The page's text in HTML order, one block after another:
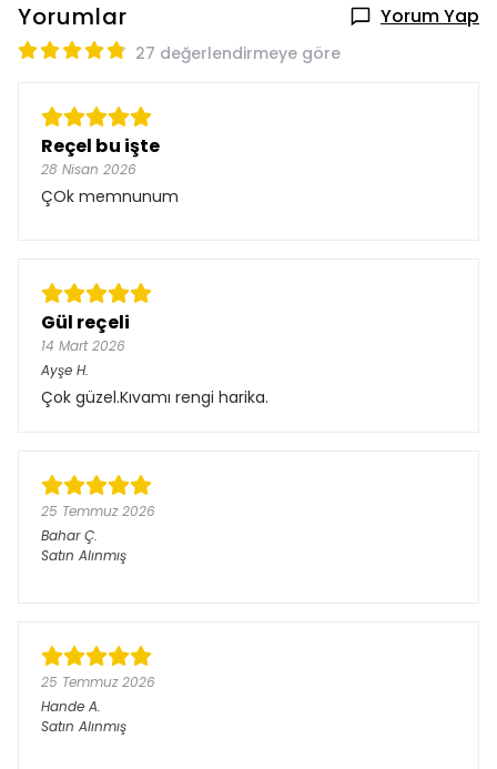
Yorumlar Yorum Yap
27 değerlendirmeye göre
Reçel bu işte
28 Nisan 2026
ÇOk memnunum
Gül reçeli
14 Mart 2026
Ayşe H.
Çok güzel.Kıvamı rengi harika.
25 Temmuz 2026
Bahar Ç.
Satın Alınmış
25 Temmuz 2026
Hande A.
Satın Alınmış